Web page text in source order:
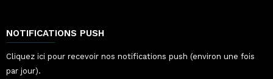
NOTIFICATIONS PUSH
Cliquez ici pour recevoir nos notifications push (environ une fois
par jour).